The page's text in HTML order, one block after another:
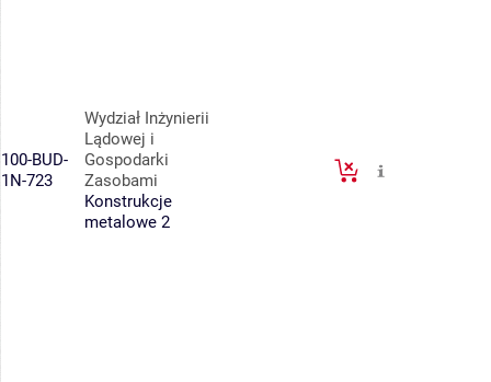
100-BUD-
1N-723
Wydział Inżynierii
Lądowej i
Gospodarki
Zasobami
Konstrukcje
metalowe 2